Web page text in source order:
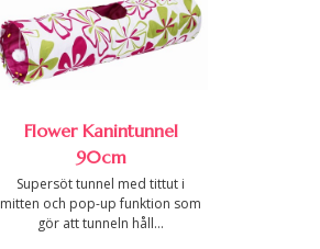
Flower Kanintunnel
90cm
Supersöt tunnel med tittut i
mitten och pop-up funktion som
gör att tunneln håll...